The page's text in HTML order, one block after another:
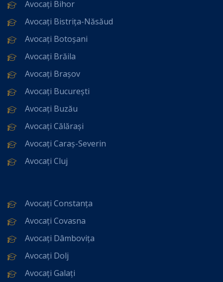
Avocați Bihor
Avocați Bistrița-Năsăud
Avocați Botoșani
Avocați Brăila
Avocați Brașov
Avocați București
Avocați Buzău
Avocați Călărași
Avocați Caraș-Severin
Avocați Cluj
Avocați Constanța
Avocați Covasna
Avocați Dâmbovița
Avocați Dolj
Avocați Galați